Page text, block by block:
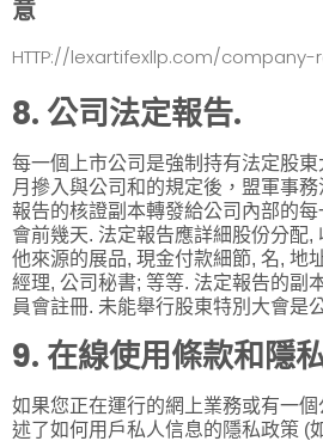
意
HTTP://lexartifexllp.com/
8. 公司法定報告.
每一個上市公司是強制持有法定股東
月摻入與公司和的規定後，盟軍事
報告的核證副本轉發給公司內部的
會前幾天. 法定報告應詳細股份分配,
他來源的展品, 現金付款細節, 名, 地
經理, 公司秘書; 等等. 法定報告的副
員會註冊. 未能舉行股東特別大會是
9. 在線使用條款和隱
如果您正在運行的網上業務或有一
述了如何用戶私人信息的隱私政策 (